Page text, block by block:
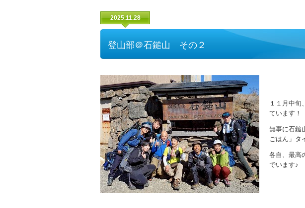
2025.11.28
登山部＠石鎚山 その２
１１月中旬
ています！
無事に石鎚
ごはん」タ
各自、最高
でいます♪